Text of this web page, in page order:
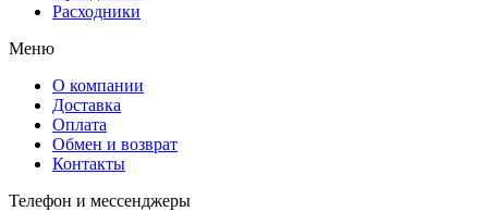
Расходники
Меню
О компании
Доставка
Оплата
Обмен и возврат
Контакты
Телефон и мессенджеры